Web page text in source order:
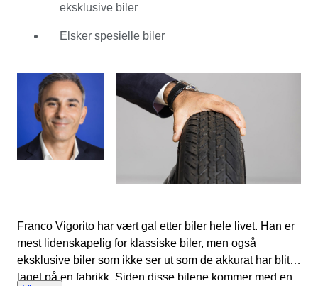
fokusere på sin sanne lidenskap: klassiske biler. Derfor
jobbe med sin lidenskap hver dag. Han liker å holde
på sin personlige oppmerksomhet og rådgiver mye.
Franco Vigorito sørger for at alle partiene blir presentert
på sitt beste på Catawiki.
eksklusive biler
Elsker spesielle biler
Franco Vigorito har vært gal etter biler hele livet. Han er
mest lidenskapelig for klassiske biler, men også
eksklusive biler som ikke ser ut som de akkurat har blitt
laget på en fabrikk. Siden disse bilene kommer med en